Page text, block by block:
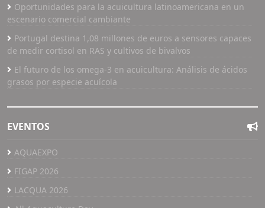
Oportunidades para la acuicultura latinoamericana en un
escenario comercial cambiante
Portugal destina 1,08 millones de euros a sensores capaces
de medir cortisol en RAS y cultivos de bivalvos
El futuro de los omega-3 en acuicultura: Análisis de ácidos
grasos por especie acuícola
EVENTOS
AQUAEXPO
FIGAP 2026
LACQUA 2026